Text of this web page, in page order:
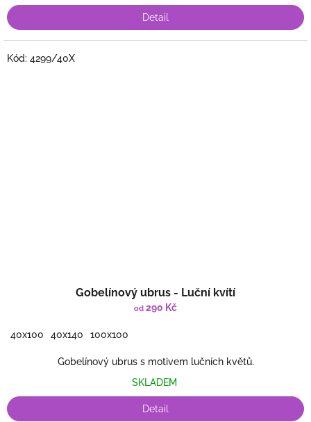
Detail
Gobelínový ubrus - Luční kvítí
od 290 Kč
40x100 40x140 100x100
Gobelínový ubrus s motivem lučních květů.
SKLADEM
Detail
Kód: 4299/40X